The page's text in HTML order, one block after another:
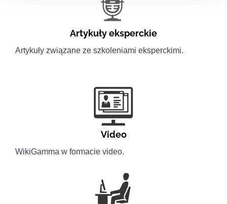
Artykuły eksperckie
Artykuły związane ze szkoleniami eksperckimi.
Video
WikiGamma w formacie video.